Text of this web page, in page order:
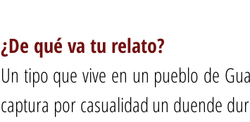
¿De qué va tu relato?
Un tipo que vive en un pueblo de
captura por casualidad un duende